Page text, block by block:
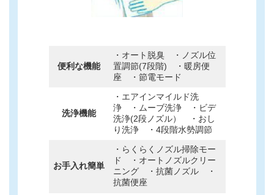
便利な機能
・オート脱臭 ・ノズル位
置調節(7段階) ・暖房便
座 ・節電モード
洗浄機能
・エアインマイルド洗
浄 ・ムーブ洗浄 ・ビデ
洗浄(2段ノズル） ・おし
り洗浄 ・4段階水勢調節
お手入れ簡単
・らくらくノズル掃除モー
ド ・オートノズルクリー
ニング ・抗菌ノズル ・
抗菌便座